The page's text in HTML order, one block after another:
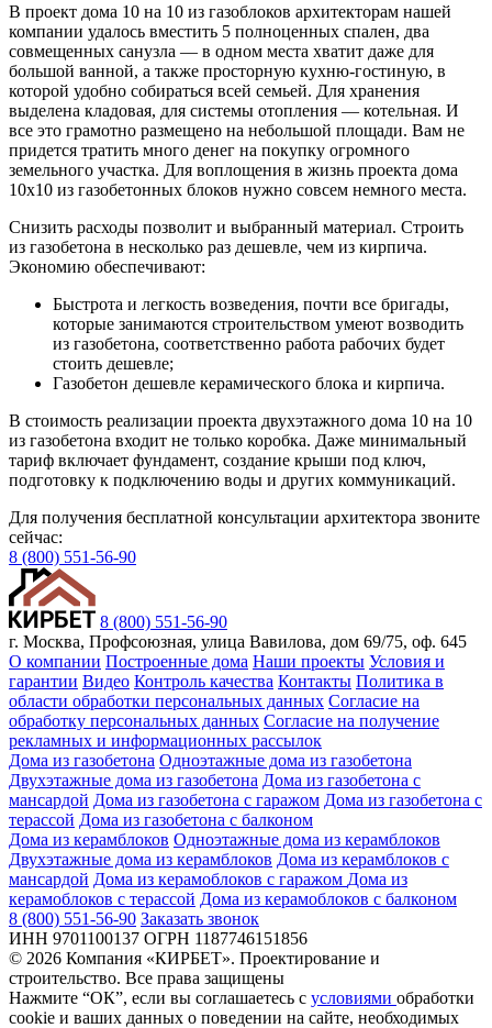
В проект дома 10 на 10 из газоблоков архитекторам нашей
компании удалось вместить 5 полноценных спален, два
совмещенных санузла — в одном места хватит даже для
большой ванной, а также просторную кухню-гостиную, в
которой удобно собираться всей семьей. Для хранения
выделена кладовая, для системы отопления — котельная. И
все это грамотно размещено на небольшой площади. Вам не
придется тратить много денег на покупку огромного
земельного участка. Для воплощения в жизнь проекта дома
10х10 из газобетонных блоков нужно совсем немного места.
Снизить расходы позволит и выбранный материал. Строить
из газобетона в несколько раз дешевле, чем из кирпича.
Экономию обеспечивают:
Быстрота и легкость возведения, почти все бригады,
которые занимаются строительством умеют возводить
из газобетона, соответственно работа рабочих будет
стоить дешевле;
Газобетон дешевле керамического блока и кирпича.
В стоимость реализации проекта двухэтажного дома 10 на 10
из газобетона входит не только коробка. Даже минимальный
тариф включает фундамент, создание крыши под ключ,
подготовку к подключению воды и других коммуникаций.
Для получения бесплатной консультации архитектора звоните
сейчас:
8 (800) 551-56-90
8 (800) 551-56-90
г. Москва, Профсоюзная, улица Вавилова, дом 69/75, оф. 645
О компании Построенные дома Наши проекты Условия и
гарантии Видео Контроль качества Контакты Политика в
области обработки персональных данных Согласие на
обработку персональных данных Согласие на получение
рекламных и информационных рассылок
Дома из газобетона Одноэтажные дома из газобетона
Двухэтажные дома из газобетона Дома из газобетона с
мансардой Дома из газобетона с гаражом Дома из газобетона с
терассой Дома из газобетона с балконом
Дома из керамблоков Одноэтажные дома из керамблоков
Двухэтажные дома из керамблоков Дома из керамблоков с
мансардой Дома из керамоблоков с гаражом Дома из
керамоблоков с терассой Дома из керамоблоков с балконом
8 (800) 551-56-90 Заказать звонок
ИНН 9701100137 ОГРН 1187746151856
© 2026 Компания «КИРБЕТ». Проектирование и
строительство. Все права защищены
Нажмите “ОК”, если вы соглашаетесь с условиями обработки
cookie и ваших данных о поведении на сайте, необходимых